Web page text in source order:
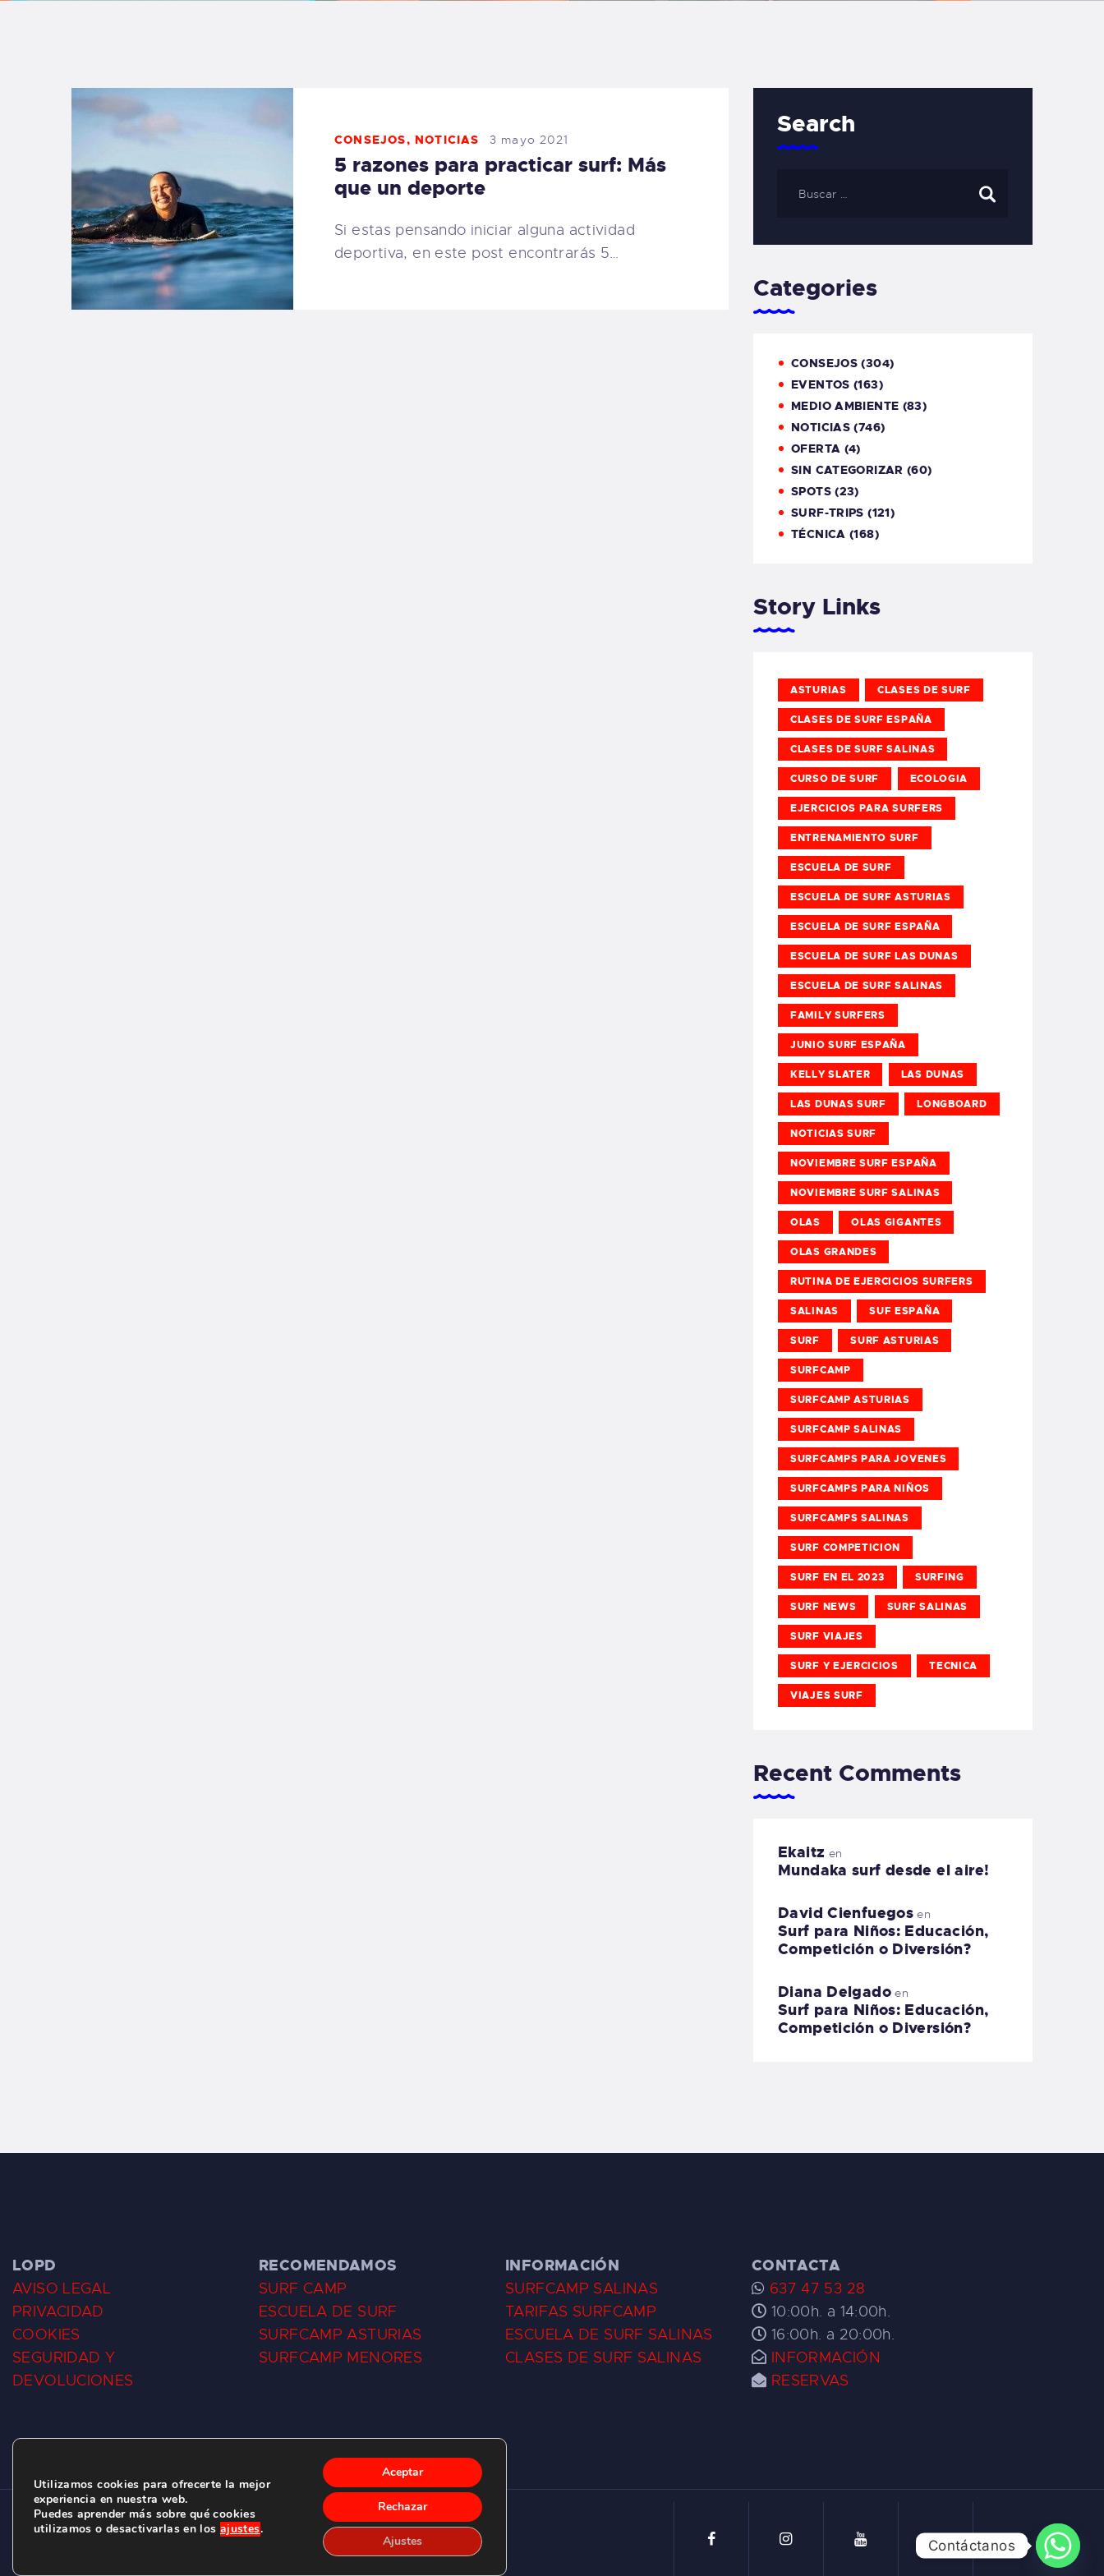
CARRITO
TIENDA FAMILY
SURFERS
CONSEJOS, NOTICIAS 3 mayo 2021
5 razones para practicar surf: Más
que un deporte
Si estas pensando iniciar alguna actividad
deportiva, en este post encontrarás 5…
Search
Categories
CONSEJOS (304)
EVENTOS (163)
MEDIO AMBIENTE (83)
NOTICIAS (746)
OFERTA (4)
SIN CATEGORIZAR (60)
SPOTS(23)
SURF-TRIPS (121)
TÉCNICA (168)
Story Links
ASTURIAS CLASES DE SURF
CLASES DE SURF ESPAÑA
CLASES DE SURF SALINAS
CURSO DE SURF ECOLOGIA
EJERCICIOS PARA SURFERS
ENTRENAMIENTO SURF
ESCUELA DE SURF
ESCUELA DE SURF ASTURIAS
ESCUELA DE SURF ESPAÑA
ESCUELA DE SURF LAS DUNAS
ESCUELA DE SURF SALINAS
FAMILY SURFERS
JUNIO SURF ESPAÑA
KELLY SLATER LAS DUNAS
LAS DUNAS SURF LONGBOARD
NOTICIAS SURF
NOVIEMBRE SURF ESPAÑA
NOVIEMBRE SURF SALINAS
OLAS OLAS GIGANTES
OLAS GRANDES
RUTINA DE EJERCICIOS SURFERS
SALINAS SUF ESPAÑA
SURF SURF ASTURIAS
SURFCAMP
SURFCAMP ASTURIAS
SURFCAMP SALINAS
SURFCAMPS PARA JOVENES
SURFCAMPS PARA NIÑOS
SURFCAMPS SALINAS
SURF COMPETICION
SURF EN EL 2023 SURFING
SURF NEWS SURF SALINAS
SURF VIAJES
SURF Y EJERCICIOS TECNICA
VIAJES SURF
Recent Comments
Ekaitz en
Mundaka surf desde el aire!
David Cienfuegos en
Surf para Niños: Educación,
Competición o Diversión?
Diana Delgadoen
Surf para Niños: Educación,
Competición o Diversión?
LOPD
AVISO LEGAL
PRIVACIDAD
COOKIES
SEGURIDAD Y
DEVOLUCIONES
RECOMENDAMOS
SURF CAMP
ESCUELA DE SURF
SURFCAMP ASTURIAS
SURFCAMP MENORES
INFORMACIÓN
SURFCAMP SALINAS
TARIFAS SURFCAMP
ESCUELA DE SURF SALINAS
CLASES DE SURF SALINAS
CONTACTA
637 47 53 28
10:00h. a 14:00h.
16:00h. a 20:00h.
INFORMACIÓN
RESERVAS
CLUB DE SURF LAS DUNAS ©2026.
C/ BERNARDO ÁLVAREZ GALAN 1, SALINAS (ASTURIAS)
Utilizamos cookies para ofrecerte la mejor
experiencia en nuestra web.
Puedes aprender más sobre qué cookies
utilizamos o desactivarlas en los ajustes.
Aceptar
Rechazar
Ajustes Contáctanos